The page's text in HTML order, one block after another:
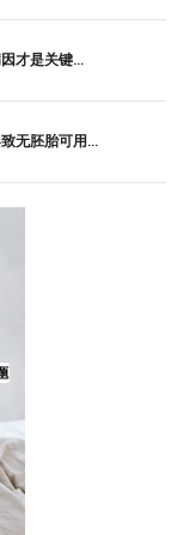
才是关键...
无胚胎可用...